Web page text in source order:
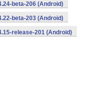
beta-206 (Android)
beta-203 (Android)
release-201 (Android)